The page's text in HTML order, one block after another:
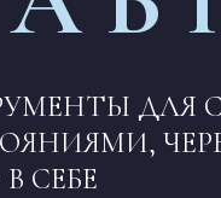
ДЛЯ
СЕБЕ